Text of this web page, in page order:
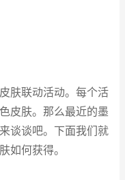
肤联动活动。每个活
皮肤。那么最近的墨
谈谈吧。下面我们就
如何获得。